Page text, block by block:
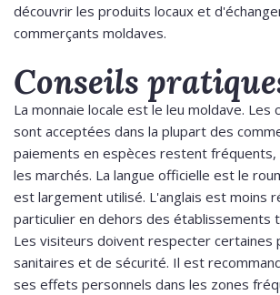
découvrir les produits locaux et
commerçants moldaves.
Conseils
La monnaie locale est le leu moldave. Les
sont acceptées dans la plupart des
paiements en espèces restent
les marchés. La langue officielle est le
est largement utilisé. L'anglais est moins
particulier en dehors des établissements
Les visiteurs doivent respecter certaines
sanitaires et de sécurité. Il est
ses effets personnels dans les zones